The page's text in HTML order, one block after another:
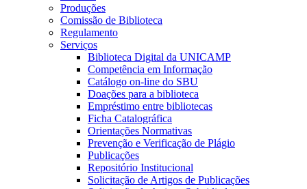
Produções
Comissão de Biblioteca
Regulamento
Serviços
Biblioteca Digital da UNICAMP
Competência em Informação
Catálogo on-line do SBU
Doações para a biblioteca
Empréstimo entre bibliotecas
Ficha Catalográfica
Orientações Normativas
Prevenção e Verificação de Plágio
Publicações
Repositório Institucional
Solicitação de Artigos de Publicações